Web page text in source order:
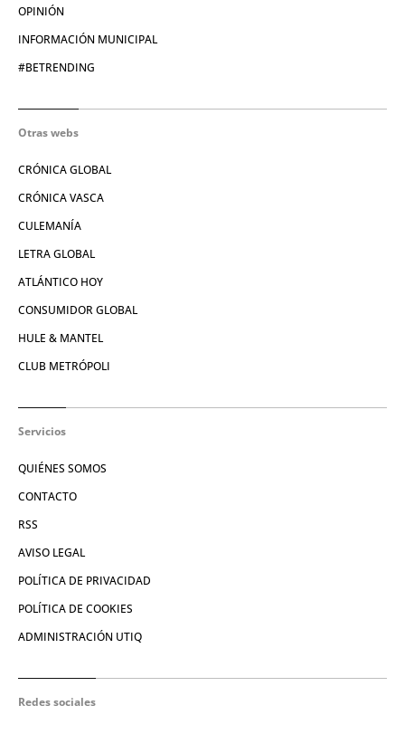
OPINIÓN
INFORMACIÓN MUNICIPAL
#BETRENDING
Otras webs
CRÓNICA GLOBAL
CRÓNICA VASCA
CULEMANÍA
LETRA GLOBAL
ATLÁNTICO HOY
CONSUMIDOR GLOBAL
HULE & MANTEL
CLUB METRÓPOLI
Servicios
QUIÉNES SOMOS
CONTACTO
RSS
AVISO LEGAL
POLÍTICA DE PRIVACIDAD
POLÍTICA DE COOKIES
ADMINISTRACIÓN UTIQ
Redes sociales